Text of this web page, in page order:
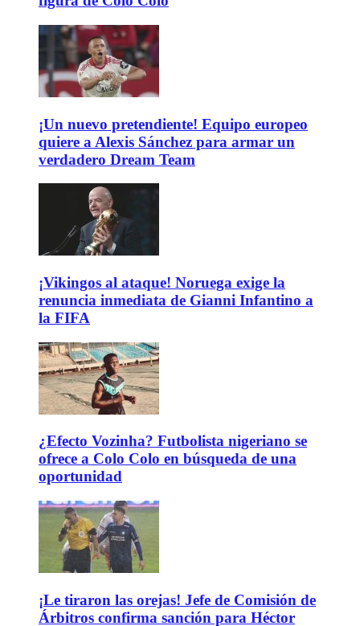
¡Un nuevo pretendiente! Equipo europeo
quiere a Alexis Sánchez para armar un
verdadero Dream Team
¡Vikingos al ataque! Noruega exige la
renuncia inmediata de Gianni Infantino a
la FIFA
¿Efecto Vozinha? Futbolista nigeriano se
ofrece a Colo Colo en búsqueda de una
oportunidad
¡Le tiraron las orejas! Jefe de Comisión de
Árbitros confirma sanción para Héctor